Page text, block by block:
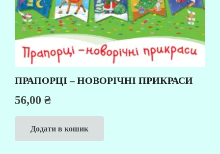
ПРАПОРЦІ – НОВОРІЧНІ ПРИКРАСИ
56,00 ₴
Додати в кошик